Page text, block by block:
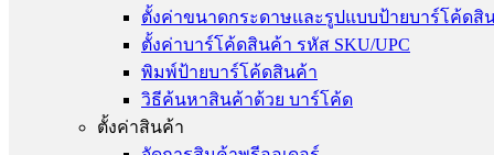
ตั้งค่าขนาดกระดาษและรูปแบบป้ายบาร์โค้ดสิ
ตั้งค่าบาร์โค้ดสินค้า รหัส SKU/UPC
พิมพ์ป้ายบาร์โค้ดสินค้า
วิธีค้นหาสินค้าด้วย บาร์โค้ด
ตั้งค่าสินค้า